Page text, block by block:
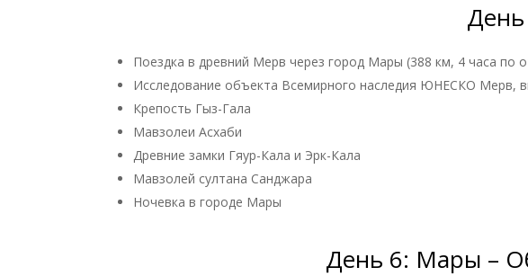
Поездка в древний Мерв через город Мары (388 км, 4 часа по
Исследование объекта Всемирного наследия ЮНЕСКО Мерв,
Крепость Гыз-Гала
Мавзолеи Асхаби
Древние замки Гяур-Кала и Эрк-Кала
Мавзолей султана Санджара
Ночевка в городе Мары
День 6: Мары –